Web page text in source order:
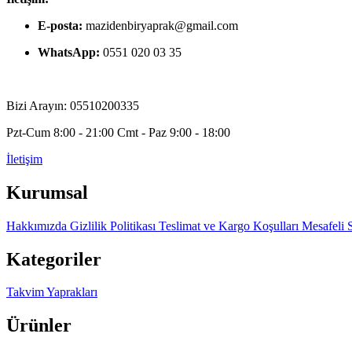
E-posta: mazidenbiryaprak@gmail.com
WhatsApp: 0551 020 03 35
Bizi Arayın: 05510200335
Pzt-Cum 8:00 - 21:00 Cmt - Paz 9:00 - 18:00
İletişim
Kurumsal
Hakkımızda Gizlilik Politikası Teslimat ve Kargo Koşulları Mesafeli
Kategoriler
Takvim Yaprakları
Ürünler